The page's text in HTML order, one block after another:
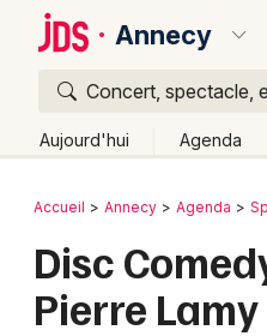
Annecy
Concert, spectacle,
Aujourd'hui Agenda
Publier un
Bordeaux
Colmar
Retour
Accueil Annecy Agenda
Disc
Pierre
Quoi ?
Où ?
Partout
Près de moi
Quand ?